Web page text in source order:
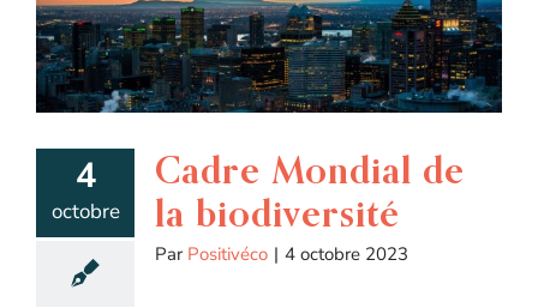
4
octobre
Cadre Mondial de
la biodiversité
Par Positivéco | 4 octobre 2023